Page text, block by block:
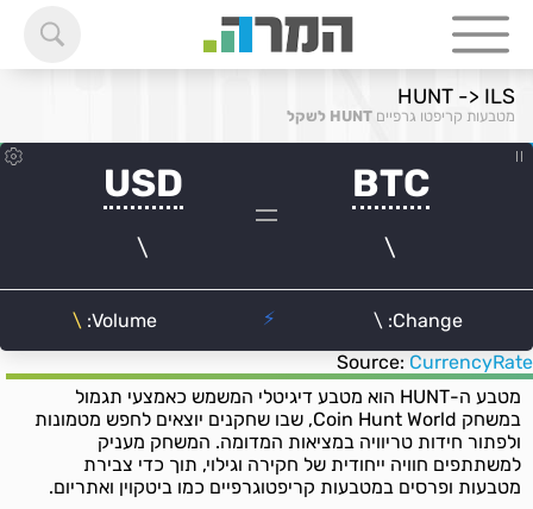
HUNT -> ILS
מטבעות קריפטו גרפיים HUNT לשקל
Source: CurrencyRate
מטבע ה-HUNT הוא מטבע דיגיטלי המשמש כאמצעי תגמול
במשחק Coin Hunt World, שבו שחקנים יוצאים לחפש מטמונות
ולפתור חידות טריוויה במציאות המדומה. המשחק מעניק
למשתתפים חוויה ייחודית של חקירה וגילוי, תוך כדי צבירת
מטבעות ופרסים במטבעות קריפטוגרפיים כמו ביטקוין ואתריום.